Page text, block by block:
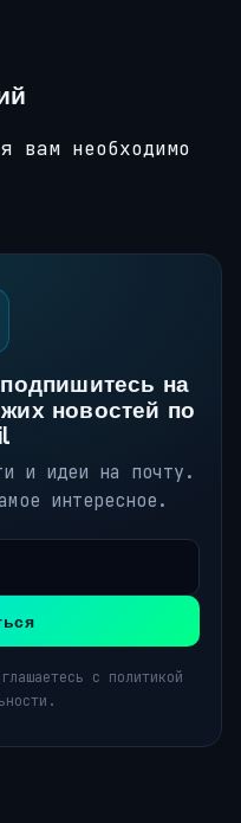
вам необходимо
на
новостей по
и идеи на почту.
интересное.
с политикой